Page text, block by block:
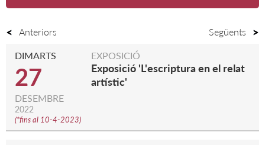
Anteriors Següents
DIMARTS
27
DESEMBRE
2022
(*fins al 10-4-2023)
EXPOSICIÓ
Exposició 'L'escriptura en el relat
artístic'